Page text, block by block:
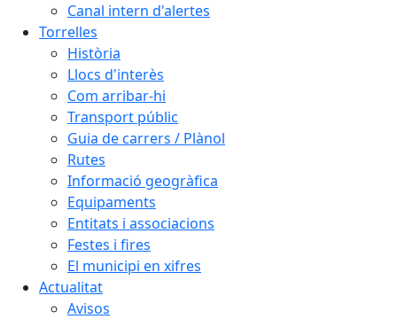
Canal intern d'alertes
Torrelles
Història
Llocs d'interès
Com arribar-hi
Transport públic
Guia de carrers / Plànol
Rutes
Informació geogràfica
Equipaments
Entitats i associacions
Festes i fires
El municipi en xifres
Actualitat
Avisos